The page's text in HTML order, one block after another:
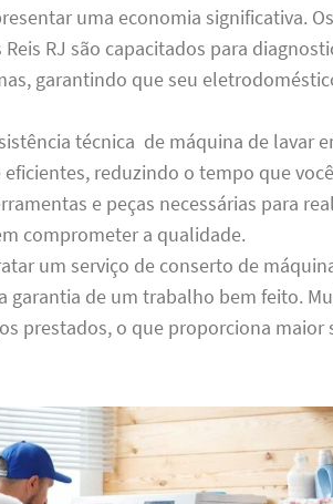
uma economia significativa.
RJ são capacitados para
garantindo que seu
técnica de máquina de lavar
reduzindo o tempo que
e peças necessárias para
comprometer a qualidade.
um serviço de conserto de
garantia de um trabalho bem feito.
prestados, o que proporciona maior